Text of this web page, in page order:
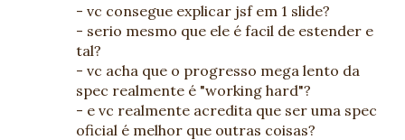
- vc consegue explicar jsf em 1 slide?
- serio mesmo que ele é facil de estender e
tal?
- vc acha que o progresso mega lento da
spec realmente é "working hard"?
- e vc realmente acredita que ser uma spec
oficial é melhor que outras coisas?